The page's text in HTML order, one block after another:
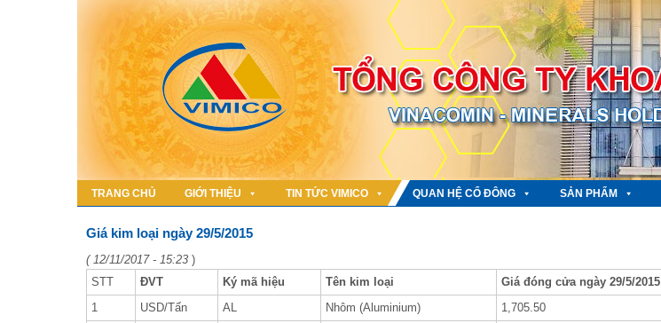
TRANG CHỦ GIỚI THIỆU TIN TỨC VIMICO QUAN HỆ CỔ ĐÔNG SẢN PHẨM
Giá kim loại ngày 29/5/2015
( 12/11/2017 - 15:23 )
STT
ĐVT Ký mã hiệu Tên kim loại Giá đóng cửa ngày 29/5/2015
1
USD/Tấn AL Nhôm (Aluminium)
1,705.50